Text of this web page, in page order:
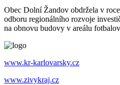
Obec Dolní Žandov obdržela v
odboru regionálního rozvoje
na obnovu budovy v areálu
www.kr-karlovarsky.cz
www.zivykraj.cz